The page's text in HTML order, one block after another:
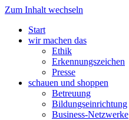
Zum Inhalt wechseln
Start
wir machen das
Ethik
Erkennungszeichen
Presse
schauen und shoppen
Betreuung
Bildungseinrichtung
Business-Netzwerke